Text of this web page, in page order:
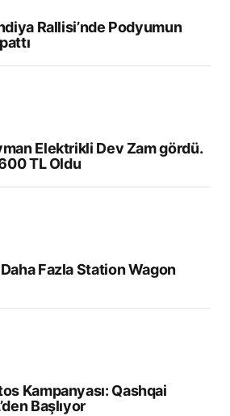
Rallisi’nde Podyumun
Elektrikli Dev Zam gördü.
TL Oldu
Fazla Station Wagon
Kampanyası: Qashqai
Başlıyor